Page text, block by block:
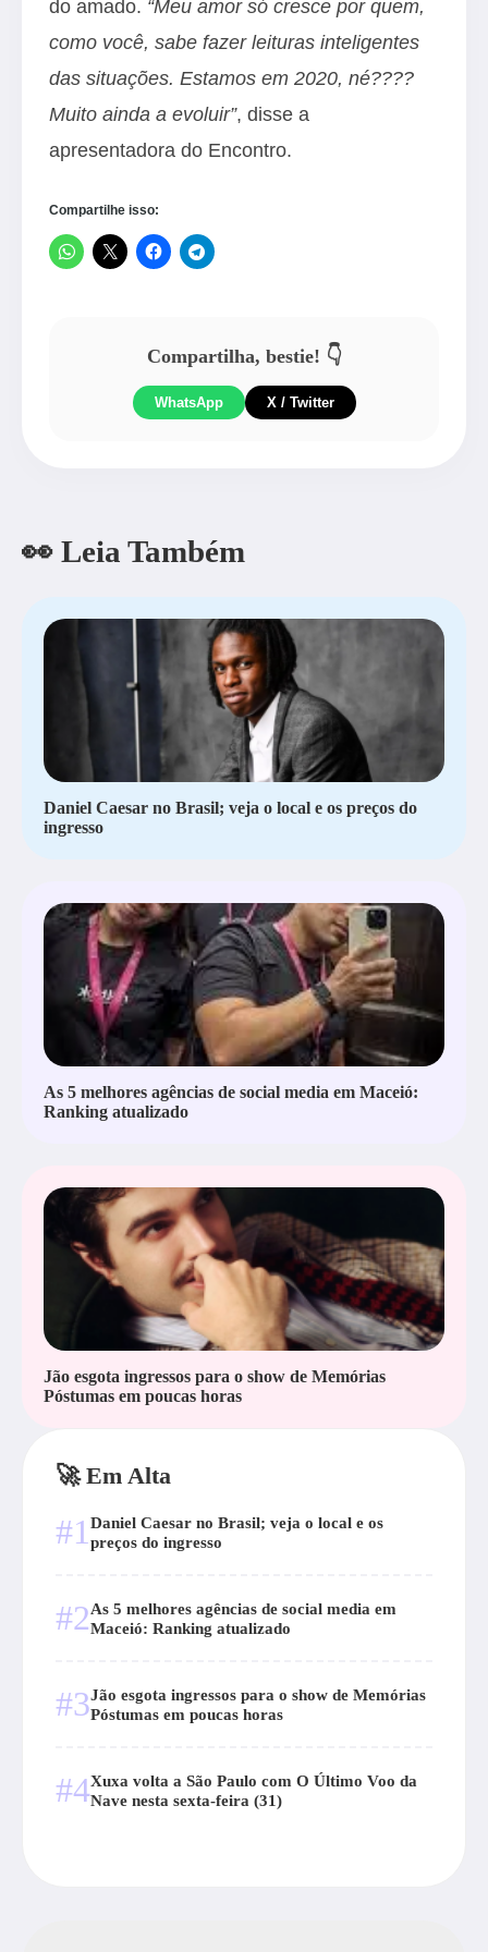
do amado. “Meu amor só cresce por quem,
como você, sabe fazer leituras inteligentes
das situações. Estamos em 2020, né????
Muito ainda a evoluir”, disse a
apresentadora do Encontro.
Compartilhe isso:
Compartilha, bestie! 👇
WhatsApp X / Twitter
👀 Leia Também
Daniel Caesar no Brasil; veja o local e os preços do
ingresso
As 5 melhores agências de social media em Maceió:
Ranking atualizado
Jão esgota ingressos para o show de Memórias
Póstumas em poucas horas
🚀 Em Alta
#1 Daniel Caesar no Brasil; veja o local e os
preços do ingresso
#2As 5 melhores agências de social media em
Maceió: Ranking atualizado
#3Jão esgota ingressos para o show de Memórias
Póstumas em poucas horas
#4Xuxa volta a São Paulo com O Último Voo da
Nave nesta sexta-feira (31)